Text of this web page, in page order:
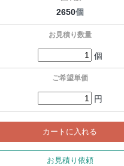
2650個
個
円
カートに入れる
お見積り依頼